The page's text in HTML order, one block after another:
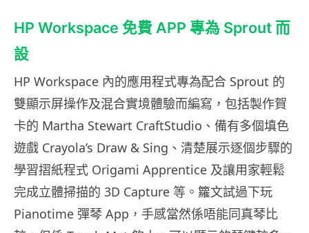
HP Workspace 免費 APP 專為 Sprout 而
設
HP Workspace 內的應用程式專為配合 Sprout 的
雙顯示屏操作及混合實境體驗而編寫，包括製作賀
卡的 Martha Stewart CraftStudio、備有多個填色
遊戲 Crayola’s Draw & Sing、清楚展示逐個步驟的
學習摺紙程式 Origami Apprentice 及讓用家輕鬆
完成立體掃描的 3D Capture 等。籮文試過下玩
Pianotime 彈琴 App，手感當然係唔能同真琴比